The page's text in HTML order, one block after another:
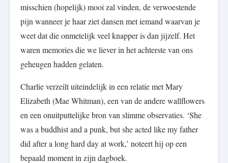
misschien (hopelijk) mooi zal vinden, de verwoestende
pijn wanneer je haar ziet dansen met iemand waarvan je
weet dat die onmetelijk veel knapper is dan jijzelf. Het
waren memories die we liever in het achterste van ons
geheugen hadden gelaten.
Charlie verzeilt uiteindelijk in een relatie met Mary
Elizabeth (Mae Whitman), een van de andere wallflowers
en een onuitputtelijke bron van slimme observaties. ‘She
was a buddhist and a punk, but she acted like my father
did after a long hard day at work,’ noteert hij op een
bepaald moment in zijn dagboek.